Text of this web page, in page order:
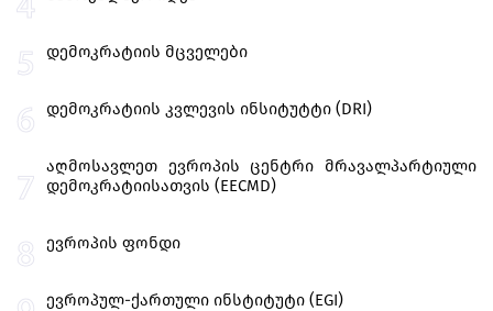
დემოკრატიის მცველები
დემოკრატიის კვლევის ინსიტუტტი (DRI)
აღმოსავლეთ ევროპის ცენტრი მრავალპარტიული
დემოკრატიისათვის (EECMD)
ევროპის ფონდი
ევროპულ-ქართული ინსტიტუტი (EGI)